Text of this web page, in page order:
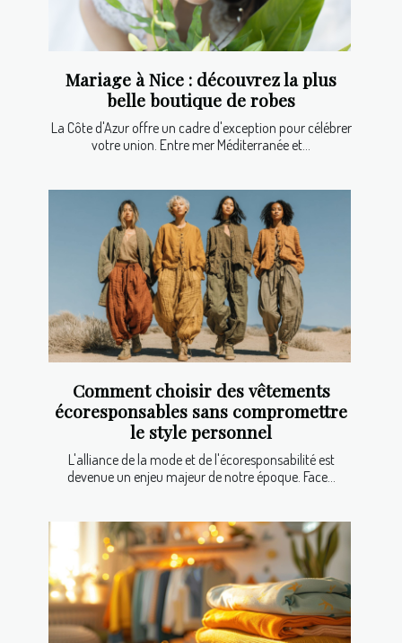
Mariage à Nice : découvrez la plus
belle boutique de robes
La Côte d'Azur offre un cadre d'exception pour célébrer
votre union. Entre mer Méditerranée et...
Comment choisir des vêtements
écoresponsables sans compromettre
le style personnel
L'alliance de la mode et de l'écoresponsabilité est
devenue un enjeu majeur de notre époque. Face...